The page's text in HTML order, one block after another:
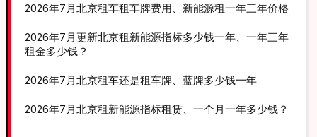
2026年7月北京租车租车牌费用、新能源租一年三年价格
2026年7月更新北京租新能源指标多少钱一年、一年三年
租金多少钱？
2026年7月北京租车还是租车牌、蓝牌多少钱一年
2026年7月北京租新能源指标租赁、一个月一年多少钱？